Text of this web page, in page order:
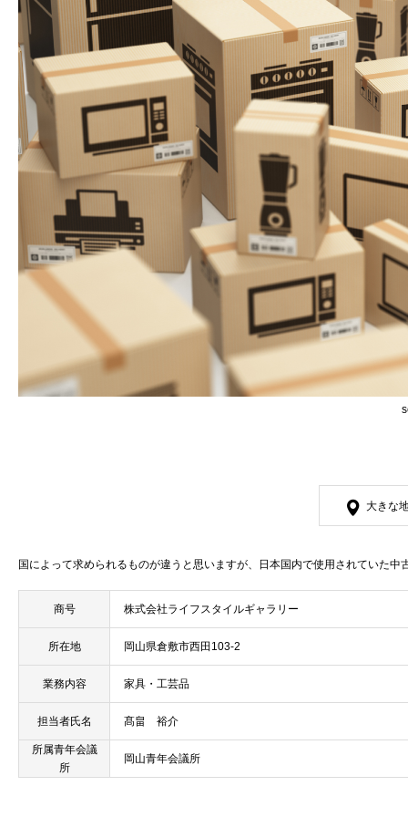
大きな
国によって求められるものが違うと思いますが、日本国内で使用されていた
商号 株式会社ライフスタイルギャラリー
所在地 岡山県倉敷市西田103-2
業務内容 家具・工芸品
担当者氏名 髙畠 裕介
所属青年会議
所
岡山青年会議所